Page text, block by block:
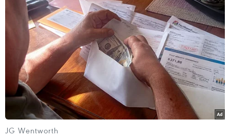
khắc, như đánh bằng gậy, bắt hít đất,... đối với những
người vi phạm lệnh giới nghiêm trong vòng 21 ngày để
ngăn chặn dịch COVID-19 lây lan.
JG Wentworth